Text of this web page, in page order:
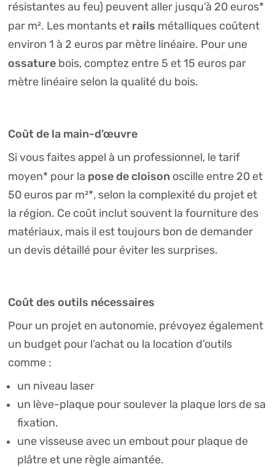
résistantes au feu) peuvent aller jusqu’à 20 euros*
par m². Les montants et rails métalliques coûtent
environ 1 à 2 euros par mètre linéaire. Pour une
ossaturebois, comptez entre 5 et 15 euros par
mètre linéaire selon la qualité du bois.
Coût de la main-d’œuvre
Si vous faites appel à un professionnel, le tarif
moyen* pour la pose de cloisonoscille entre 20 et
50 euros par m²*, selon la complexité du projet et
la région. Ce coût inclut souvent la fourniture des
matériaux, mais il est toujours bon de demander
un devis détaillé pour éviter les surprises.
Coût des outils nécessaires
Pour un projet en autonomie, prévoyez également
un budget pour l’achat ou la location d’outils
comme :
un niveau laser
un lève-plaque pour soulever la plaque lors de sa
fixation.
une visseuse avec un embout pour plaque de
plâtre et une règle aimantée.